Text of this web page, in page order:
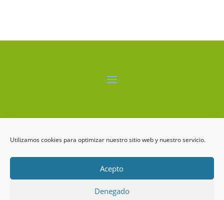
Utilizamos cookies para optimizar nuestro sitio web y nuestro servicio.
Acepto
Denegado
LIFE ALBUFERA Copyrigth ©2026